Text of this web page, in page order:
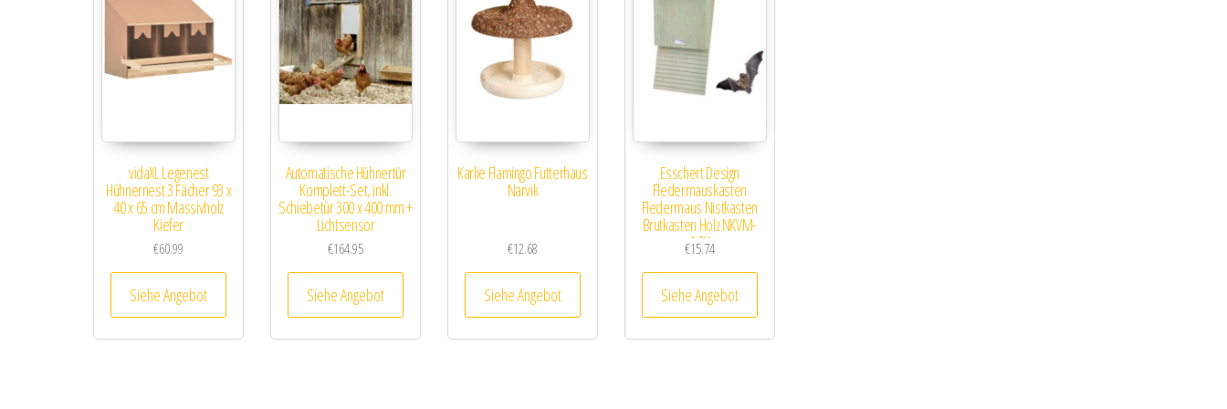
vidaXL Legenest
Hühnernest 3 Fächer 93 x
40 x 65 cm Massivholz
Kiefer
€60.99
Siehe Angebot
Automatische Hühnertür
Komplett-Set, inkl.
Schiebetür 300 x 400 mm +
Lichtsensor
€164.95
Siehe Angebot
Karlie Flamingo Futterhaus
Narvik
€12.68
Siehe Angebot
Esschert Design
Fledermauskasten
Fledermaus Nistkasten
Brutkasten Holz NKVM-
1,3K
€15.74
Siehe Angebot